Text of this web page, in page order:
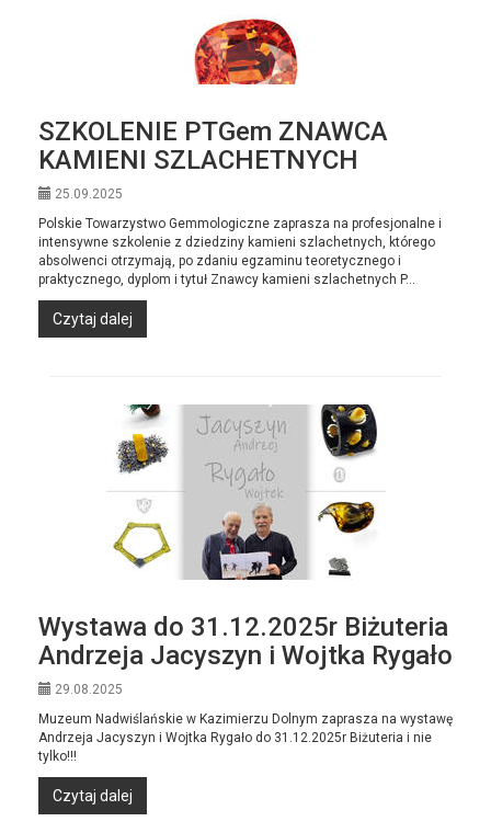
SZKOLENIE PTGem ZNAWCA
KAMIENI SZLACHETNYCH
25.09.2025
Polskie Towarzystwo Gemmologiczne zaprasza na profesjonalne i
intensywne szkolenie z dziedziny kamieni szlachetnych, którego
absolwenci otrzymają, po zdaniu egzaminu teoretycznego i
praktycznego, dyplom i tytuł Znawcy kamieni szlachetnych P...
Czytaj dalej
Wystawa do 31.12.2025r Biżuteria
Andrzeja Jacyszyn i Wojtka Rygało
29.08.2025
Muzeum Nadwiślańskie w Kazimierzu Dolnym zaprasza na wystawę
Andrzeja Jacyszyn i Wojtka Rygało do 31.12.2025r Biżuteria i nie
tylko!!!
Czytaj dalej